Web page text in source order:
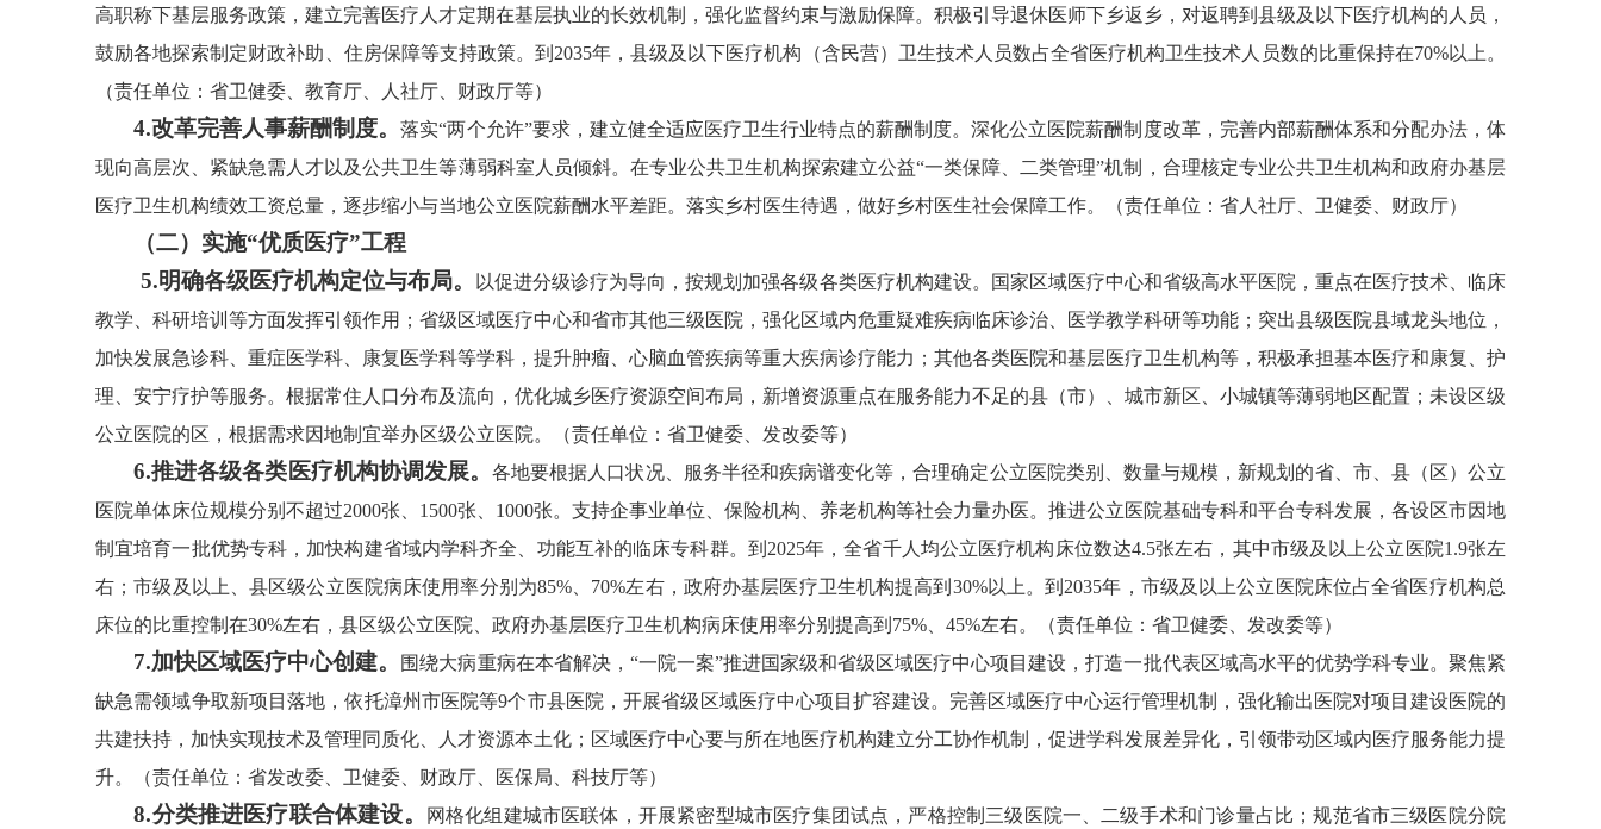
高职称下基层服务政策，建立完善医疗人才定期在基层执业的长效机制，强化监督约束与激励保障。积极引导退休医师下乡返乡，对返聘到县级及以下医疗机构的人员，
鼓励各地探索制定财政补助、住房保障等支持政策。到2035年，县级及以下医疗机构（含民营）卫生技术人员数占全省医疗机构卫生技术人员数的比重保持在70%以上。
（责任单位：省卫健委、教育厅、人社厅、财政厅等）
4.改革完善人事薪酬制度。落实“两个允许”要求，建立健全适应医疗卫生行业特点的薪酬制度。深化公立医院薪酬制度改革，完善内部薪酬体系和分配办法，体
现向高层次、紧缺急需人才以及公共卫生等薄弱科室人员倾斜。在专业公共卫生机构探索建立公益“一类保障、二类管理”机制，合理核定专业公共卫生机构和政府办基层
医疗卫生机构绩效工资总量，逐步缩小与当地公立医院薪酬水平差距。落实乡村医生待遇，做好乡村医生社会保障工作。（责任单位：省人社厅、卫健委、财政厅）
（二）实施“优质医疗”工程
5.明确各级医疗机构定位与布局。
以促进分级诊疗为导向，按规划加强各级各类医疗机构建设。国家区域医疗中心和省级高水平医院，重点在医疗技术、临床
教学、科研培训等方面发挥引领作用；省级区域医疗中心和省市其他三级医院，强化区域内危重疑难疾病临床诊治、医学教学科研等功能；突出县级医院县域龙头地位，
加快发展急诊科、重症医学科、康复医学科等学科，提升肿瘤、心脑血管疾病等重大疾病诊疗能力；其他各类医院和基层医疗卫生机构等，积极承担基本医疗和康复、护
理、安宁疗护等服务。根据常住人口分布及流向，优化城乡医疗资源空间布局，新增资源重点在服务能力不足的县（市）、城市新区、小城镇等薄弱地区配置；未设区级
公立医院的区，根据需求因地制宜举办区级公立医院。（责任单位：省卫健委、发改委等）
6.推进各级各类医疗机构协调发展。各地要根据人口状况、服务半径和疾病谱变化等，合理确定公立医院类别、数量与规模，新规划的省、市、县（区）公立
医院单体床位规模分别不超过2000张、1500张、1000张。支持企事业单位、保险机构、养老机构等社会力量办医。推进公立医院基础专科和平台专科发展，各设区市因地
制宜培育一批优势专科，加快构建省域内学科齐全、功能互补的临床专科群。到2025年，全省千人均公立医疗机构床位数达4.5张左右，其中市级及以上公立医院1.9张左
右；市级及以上、县区级公立医院病床使用率分别为85%、70%左右，政府办基层医疗卫生机构提高到30%以上。到2035年，市级及以上公立医院床位占全省医疗机构总
床位的比重控制在30%左右，县区级公立医院、政府办基层医疗卫生机构病床使用率分别提高到75%、45%左右。（责任单位：省卫健委、发改委等）
7.加快区域医疗中心创建。
围绕大病重病在本省解决，“一院一案”推进国家级和省级区域医疗中心项目建设，打造一批代表区域高水平的优势学科专业。聚焦紧
缺急需领域争取新项目落地，依托漳州市医院等9个市县医院，开展省级区域医疗中心项目扩容建设。完善区域医疗中心运行管理机制，强化输出医院对项目建设医院的
共建扶持，加快实现技术及管理同质化、人才资源本土化；区域医疗中心要与所在地医疗机构建立分工协作机制，促进学科发展差异化，引领带动区域内医疗服务能力提
升。（责任单位：省发改委、卫健委、财政厅、医保局、科技厅等）
8.分类推进医疗联合体建设。
网格化组建城市医联体，开展紧密型城市医疗集团试点，严格控制三级医院一、二级手术和门诊量占比；规范省市三级医院分院